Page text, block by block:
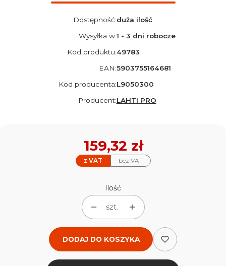
Dostępność:duża ilość
Wysyłka w:1 - 3 dni robocze
Kod produktu:49783
EAN:5903755164681
Kod producenta:L9050300
Producent:LAHTI PRO
z VAT bez VAT
Cena
159,32 zł
Ilość
szt.
DODAJ DO KOSZYKA